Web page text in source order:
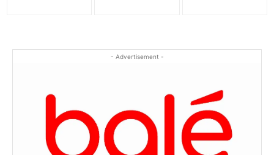
- Advertisement -